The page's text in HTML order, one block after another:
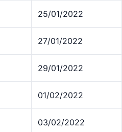
25/01/2022
27/01/2022
29/01/2022
01/02/2022
03/02/2022